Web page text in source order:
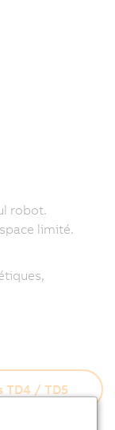
robot.
limité.
TD4 / TD5